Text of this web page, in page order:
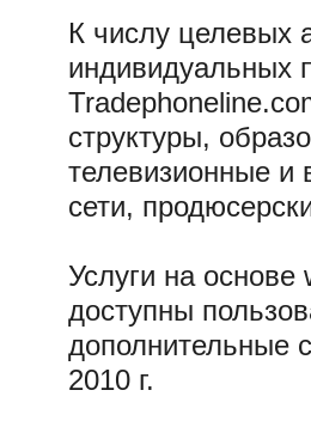
К числу целевых
индивидуальных
структуры,
телевизионные и
сети,
Услуги на
доступны
дополнительные
2010 г.